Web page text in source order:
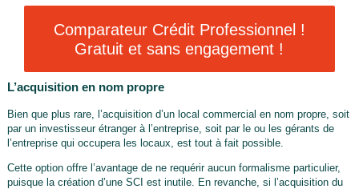
Comparateur Crédit Professionnel !
Gratuit et sans engagement !
L’acquisition en nom propre
Bien que plus rare, l’acquisition d’un local commercial en nom propre, soit
par un investisseur étranger à l’entreprise, soit par le ou les gérants de
l’entreprise qui occupera les locaux, est tout à fait possible.
Cette option offre l’avantage de ne requérir aucun formalisme particulier,
puisque la création d’une SCI est inutile. En revanche, si l’acquisition du